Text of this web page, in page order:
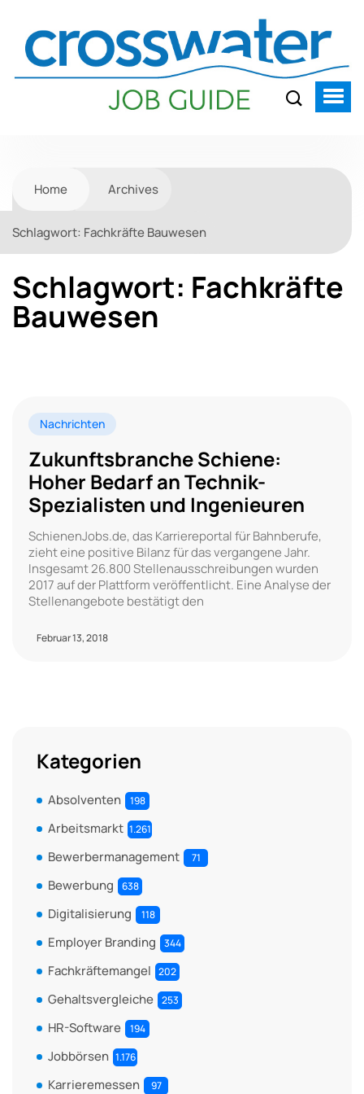
Home Archives
Schlagwort: Fachkräfte Bauwesen
Schlagwort: Fachkräfte
Bauwesen
Nachrichten
Zukunftsbranche Schiene:
Hoher Bedarf an Technik-
Spezialisten und Ingenieuren
SchienenJobs.de, das Karriereportal für Bahnberufe,
zieht eine positive Bilanz für das vergangene Jahr.
Insgesamt 26.800 Stellenausschreibungen wurden
2017 auf der Plattform veröffentlicht. Eine Analyse der
Stellenangebote bestätigt den
Februar 13, 2018
Kategorien
Absolventen 198
Arbeitsmarkt 1.261
Bewerbermanagement 71
Bewerbung 638
Digitalisierung 118
Employer Branding 344
Fachkräftemangel 202
Gehaltsvergleiche 253
HR-Software 194
Jobbörsen 1.176
Karrieremessen 97